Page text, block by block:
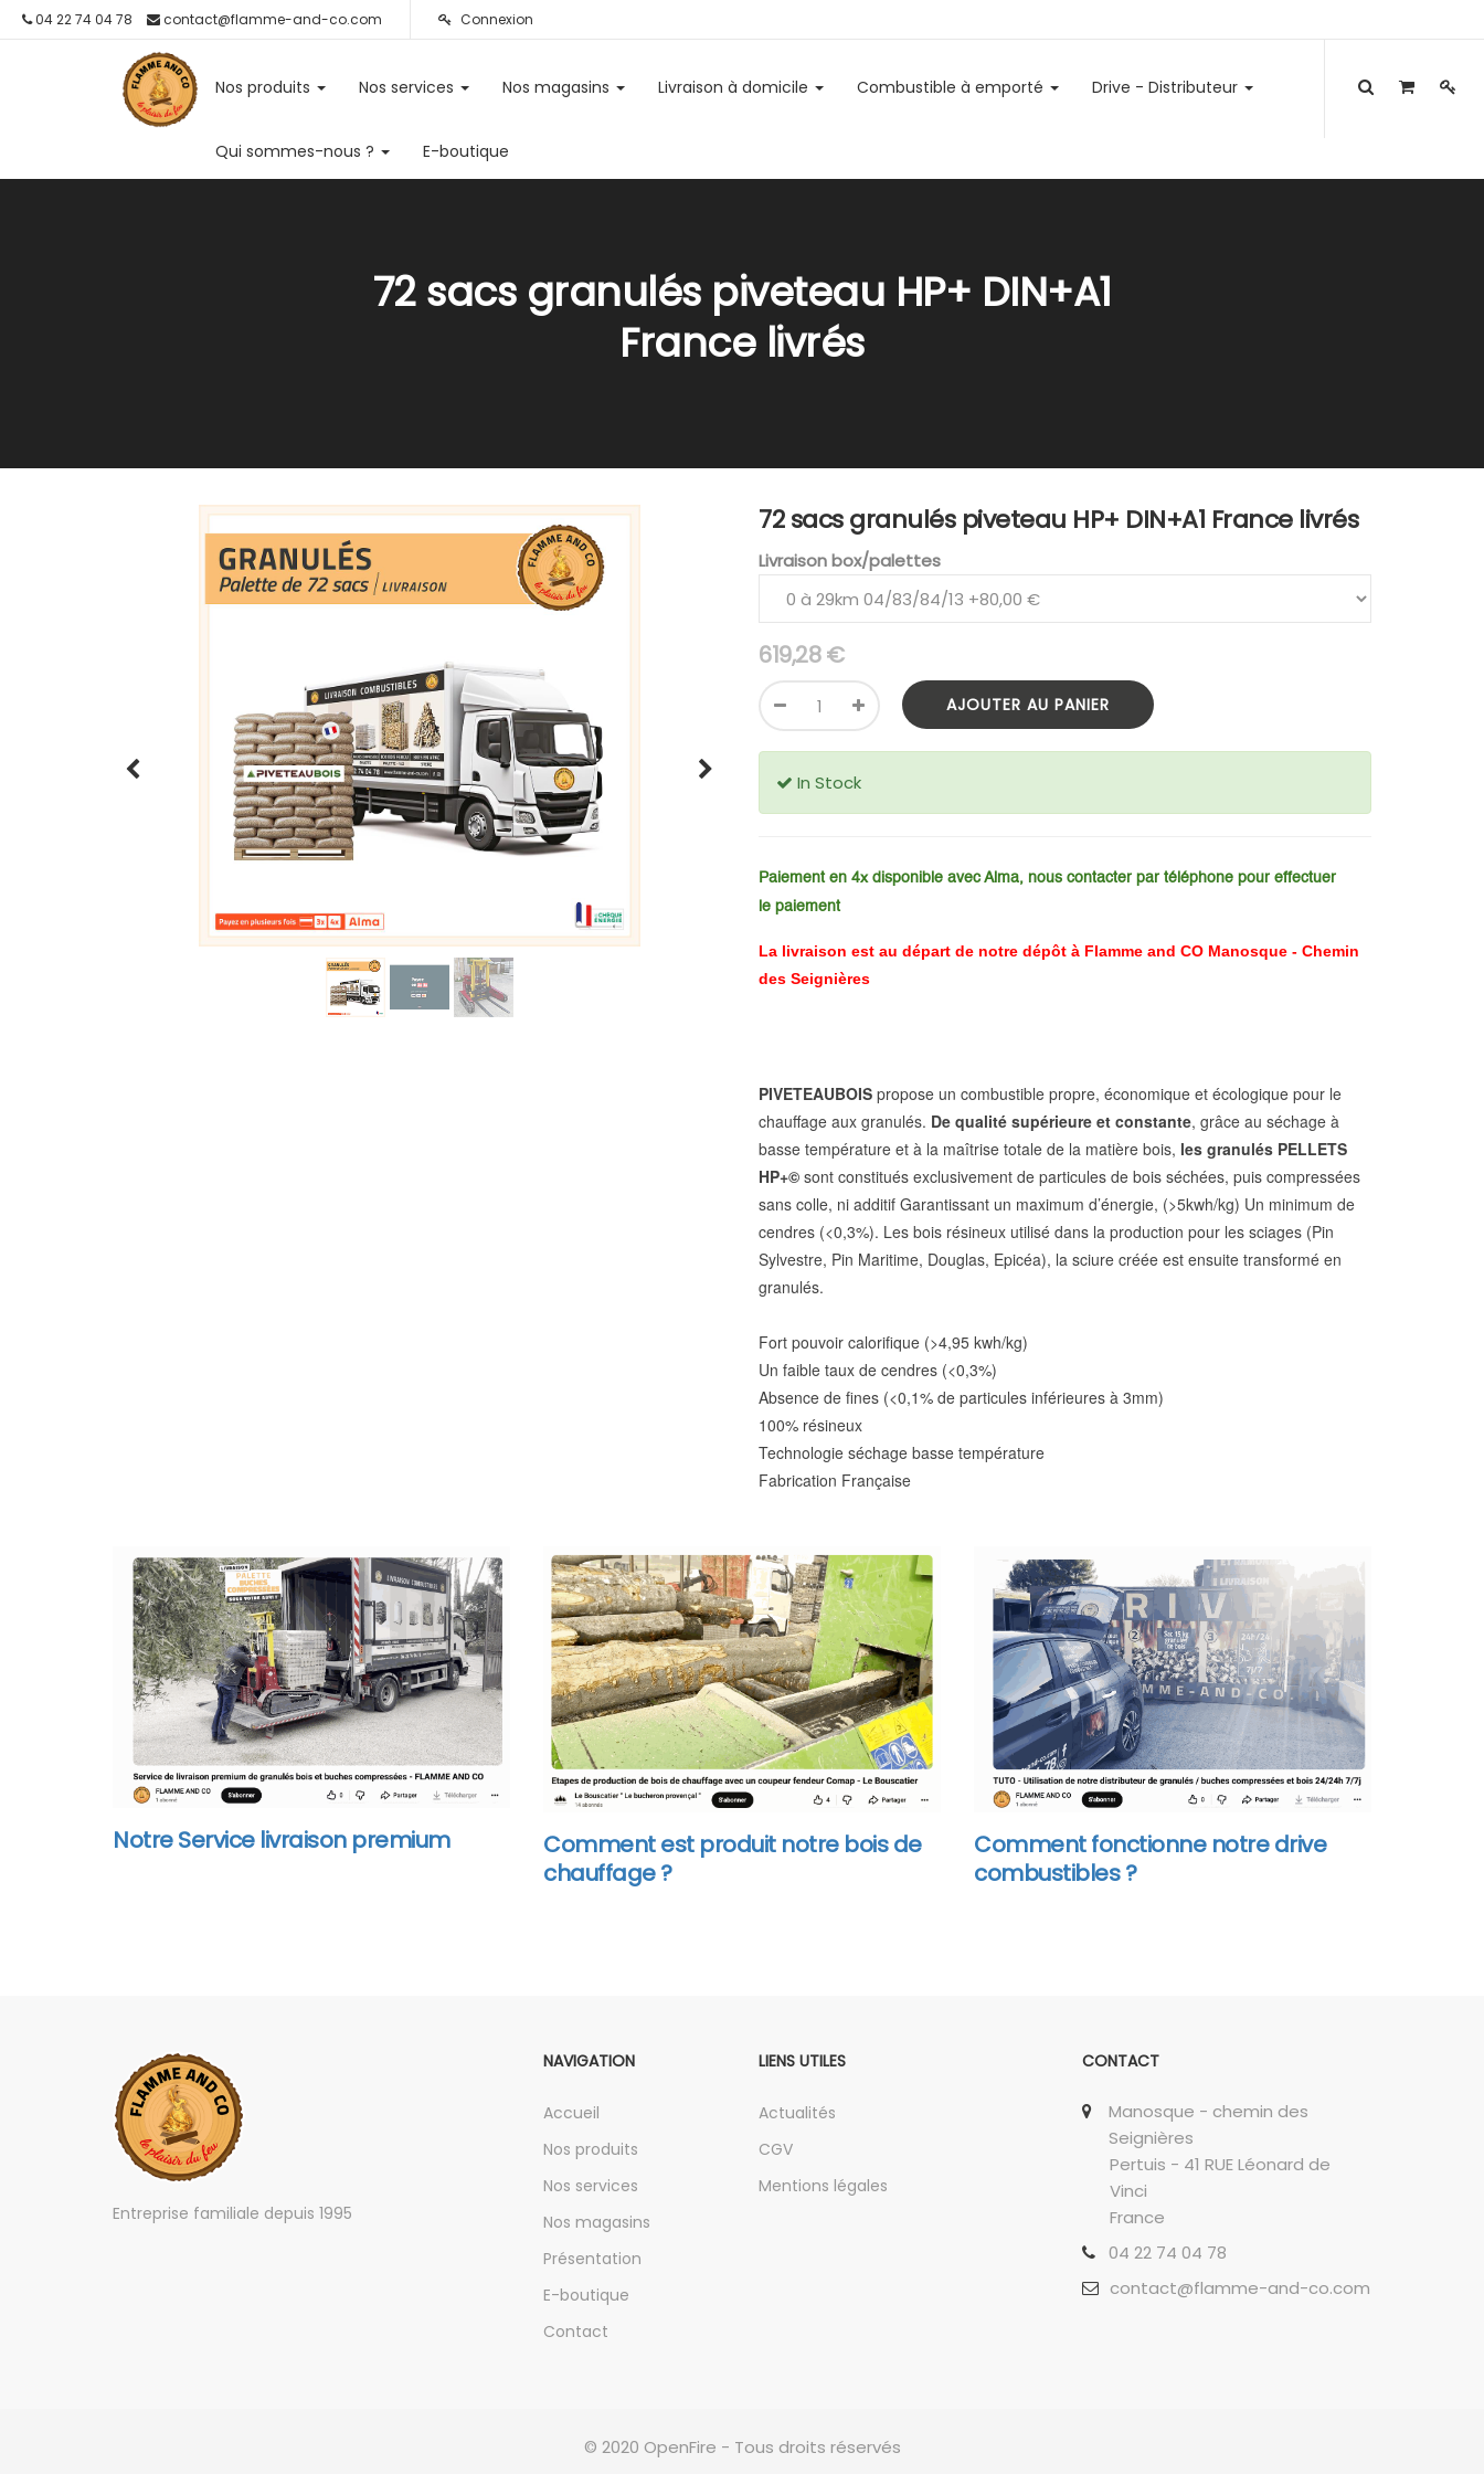
04 22 74 04 78 contact@flamme-and-co.com Connexion
Nos produits Nos services Nos magasins Livraison à domicile Combustible à emporté Drive - Distributeur
Qui sommes-nous ? E-boutique
72 sacs granulés piveteau HP+ DIN+A1
France livrés
Précédent Suivant
72 sacs granulés piveteau HP+ DIN+A1 France livrés
Livraison box/palettes
619,28€
AJOUTER AU PANIER
In Stock
Paiement en 4x disponible avec Alma, nous contacter par téléphone pour effectuer
le paiement
La livraison est au départ de notre dépôt à Flamme and CO Manosque - Chemin
des Seignières
PIVETEAUBOIS propose un combustible propre, économique et écologique pour le
chauffage aux granulés. De qualité supérieure et constante, grâce au séchage à
basse température et à la maîtrise totale de la matière bois, les granulés PELLETS
HP+© sont constitués exclusivement de particules de bois séchées, puis compressées
sans colle, ni additif Garantissant un maximum d’énergie, (>5kwh/kg) Un minimum de
cendres (<0,3%). Les bois résineux utilisé dans la production pour les sciages (Pin
Sylvestre, Pin Maritime, Douglas, Epicéa), la sciure créée est ensuite transformé en
granulés.
Fort pouvoir calorifique (>4,95 kwh/kg)
Un faible taux de cendres (<0,3%)
Absence de fines (<0,1% de particules inférieures à 3mm)
100% résineux
Technologie séchage basse température
Fabrication Française
Notre Service livraison premium
Comment est produit notre bois de
chauffage ?
Comment fonctionne notre drive
combustibles ?
Entreprise familiale depuis 1995
NAVIGATION
Accueil
Nos produits
Nos services
Nos magasins
Présentation
E-boutique
Contact
LIENS UTILES
Actualités
CGV
Mentions légales
CONTACT
Manosque - chemin des
Seignières
Pertuis - 41 RUE Léonard de
Vinci
France
04 22 74 04 78
contact@flamme-and-co.com
© 2020 OpenFire - Tous droits réservés